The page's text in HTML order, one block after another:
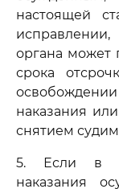
настоящей
органа может
срока
наказания
снятием
5. Если в
наказания